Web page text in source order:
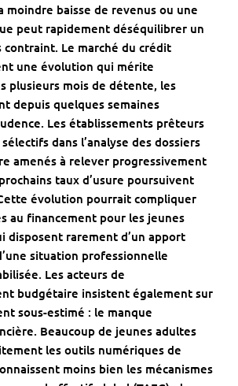
moindre baisse de revenus ou une
peut rapidement déséquilibrer un
Le marché du crédit
une évolution qui mérite
plusieurs mois de détente, les
depuis quelques semaines
Les établissements prêteurs
dans l’analyse des dossiers
amenés à relever progressivement
taux d’usure poursuivent
évolution pourrait compliquer
au financement pour les jeunes
disposent rarement d’un apport
situation professionnelle
Les acteurs de
budgétaire insistent également sur
sous-estimé : le manque
Beaucoup de jeunes adultes
les outils numériques de
moins bien les mécanismes